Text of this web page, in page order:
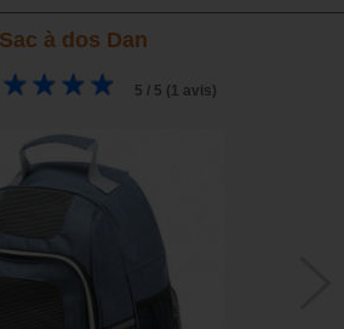
Sac à dos Dan
5 / 5 (1 avis)